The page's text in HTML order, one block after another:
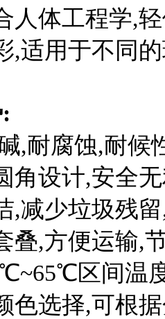
体工程学,
适用于不同
,耐腐蚀,耐候
设计,安全
减少垃圾残
,方便运输,
区间温
选择,可根